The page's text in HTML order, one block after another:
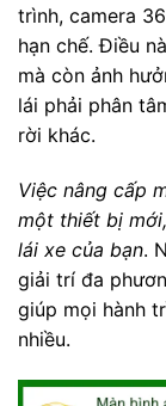
trình, camera
hạn chế. Điều
mà còn ảnh
lái phải phân
rời khác.
Việc nâng cấp
một thiết bị
lái xe của bạn.
giải trí đa
giúp mọi hành
nhiều.